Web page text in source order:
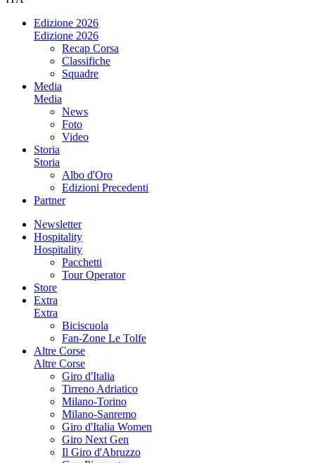
Edizione 2026
Edizione 2026
Recap Corsa
Classifiche
Squadre
Media
Media
News
Foto
Video
Storia
Storia
Albo d'Oro
Edizioni Precedenti
Partner
Newsletter
Hospitality
Hospitality
Pacchetti
Tour Operator
Store
Extra
Extra
Biciscuola
Fan-Zone Le Tolfe
Altre Corse
Altre Corse
Giro d'Italia
Tirreno Adriatico
Milano-Torino
Milano-Sanremo
Giro d'Italia Women
Giro Next Gen
Il Giro d'Abruzzo